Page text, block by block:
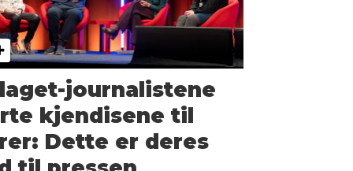
journalistene
kjendisene til
Dette er deres